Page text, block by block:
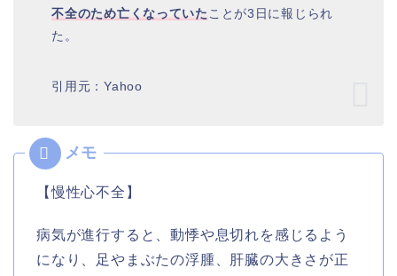
不全のため亡くなっていたことが3日に報じられ
た。
引用元：Yahoo
【慢性心不全】
病気が進行すると、動悸や息切れを感じるよう
になり、足やまぶたの浮腫、肝臓の大きさが正